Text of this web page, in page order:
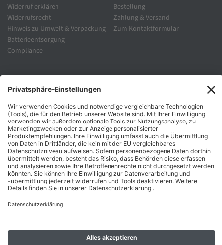
Widerruf erklären
Widerrufsrecht
Hinweis zu Umwelt & Verpackung
Batterieentsorgung
Compliance
Bestellung
Zahlung & Versand
Zum Kontaktformular
Unternehmen
Zahlungsarten
Schnelle Lieferung
Versandkostenfrei ab 50€